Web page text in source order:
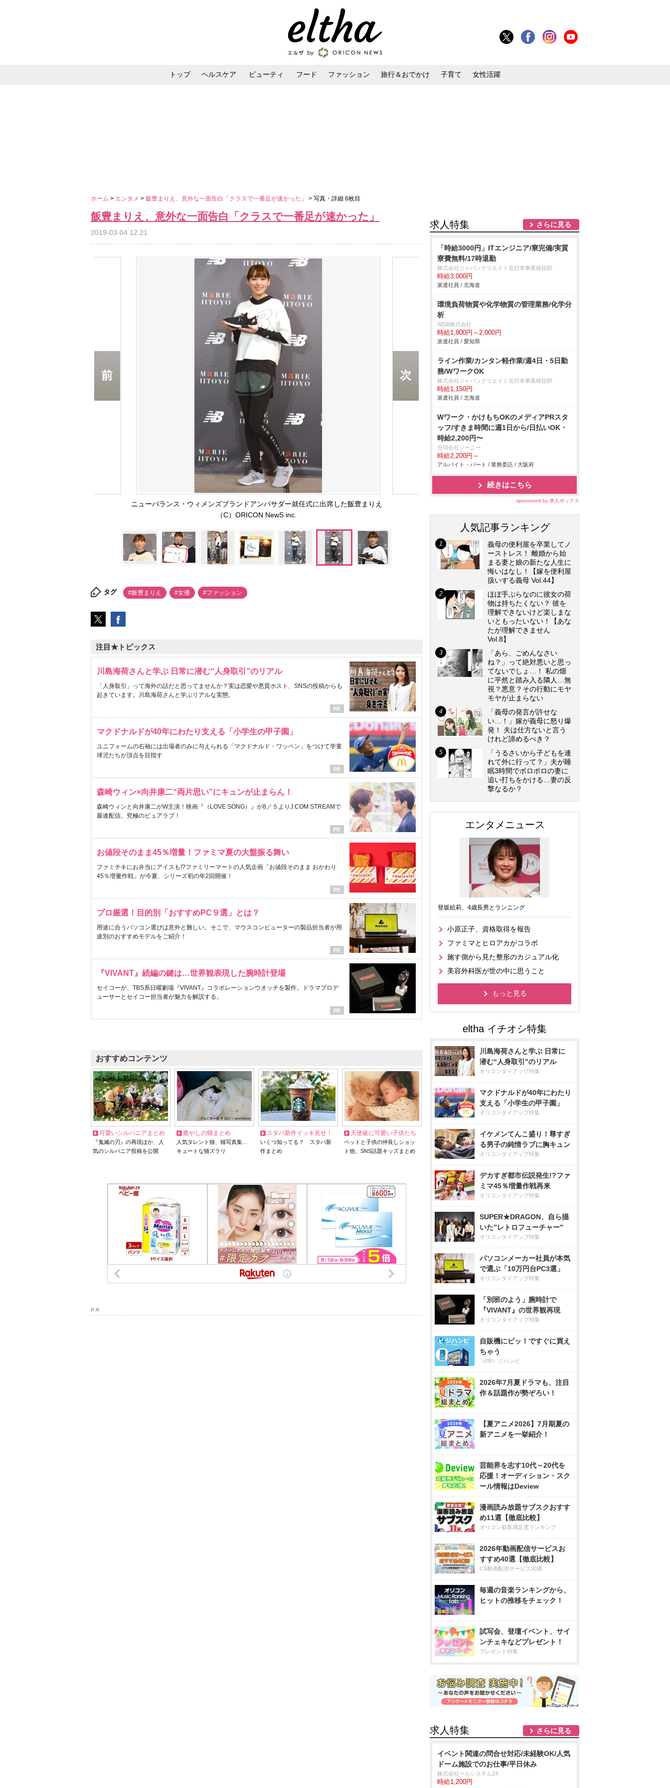
トップ ヘルスケア ビューティ フード ファッション 旅行＆おでかけ 子育て 女性活躍
ホーム > エンタメ > 飯豊まりえ、意外な一面告白「クラスで一番足が速かった」 > 写真・詳細 6枚目
飯豊まりえ、意外な一面告白「クラスで一番足が速かった」
2019-03-04 12:21
ニューバランス・ウィメンズブランドアンバサダー就任式に出席した飯豊まりえ
（C）ORICON NewS inc.
タグ #飯豊まりえ #女優 #ファッション
注目★トピックス
川島海荷さんと学ぶ 日常に潜む“人身取引”のリアル
「人身取引」って海外の話だと思ってませんか？実は恋愛や悪質ホスト、SNSの投稿からも
起きています。川島海荷さんと学ぶリアルな実態。
マクドナルドが40年にわたり支える「小学生の甲子園」
ユニフォームの右袖には出場者のみに与えられる「マクドナルド・ワッペン」をつけて学童
球児たちが頂点を目指す
森崎ウィン×向井康二“両片思い”にキュンが止まらん！
森崎ウィンと向井康二がW主演！映画『（LOVE SONG）』が8／５よりJ:COM STREAMで
最速配信。究極のピュアラブ！
お値段そのまま45％増量！ファミマ夏の大盤振る舞い
ファミチキにお弁当にアイスも!?ファミリーマートの人気企画「お値段そのまま おかわり
45％増量作戦」が今夏、シリーズ初の年2回開催！
プロ厳選！目的別「おすすめPC９選」とは？
用途に合うパソコン選びは意外と難しい。そこで、マウスコンピューターの製品担当者が用
途別のおすすめモデルをご紹介！
『VIVANT』続編の鍵は…世界観表現した腕時計登場
セイコーが、TBS系日曜劇場『VIVANT』コラボレーションウオッチを製作。ドラマプロデ
ューサーとセイコー担当者が魅力を解説する。
おすすめコンテンツ
可愛いシルバニアまとめ
『鬼滅の刃』の再現ほか、人
気のシルバニア投稿を公開
癒やしの猫まとめ
人気タレント猫、猫写真集…
キュートな猫ズラリ
スタバ新作イッキ見せ！
いくつ知ってる？ スタバ新
作まとめ
天使級に可愛い子供たち
ペットと子供の仲良しショッ
ト他、SNS話題キッズまとめ
P R
求人特集 さらに見る
「時給3000円」ITエンジニア/寮完備/実質
寮費無料/17時退勤
株式会社ジャパンクリエイト北日本事業統括部
時給3,000円
派遣社員 / 北海道
環境負荷物質や化学物質の管理業務/化学分
析
WDB株式会社
時給1,800円～2,000円
派遣社員 / 愛知県
ライン作業/カンタン軽作業/週4日・5日勤
務/WワークOK
株式会社ジャパンクリエイト北日本事業統括部
時給1,150円
派遣社員 / 北海道
Wワーク・かけもちOKのメディアPRスタ
ッフ/すきま時間に週1日から/日払いOK・
時給2,200円〜
合同会社ジーニー
時給2,200円～
アルバイト・パート / 業務委託 / 大阪府
続きはこちら
sponsored by 求人ボックス
人気記事ランキング
義母の便利屋を卒業してノ
ーストレス！ 離婚から始
まる妻と娘の新たな人生に
悔いはなし！【嫁を便利屋
扱いする義母 Vol.44】
ほぼ手ぶらなのに彼女の荷
物は持ちたくない？ 彼を
理解できないけど楽しまな
いともったいない！【あな
たが理解できません
Vol.8】
「あら、ごめんなさい
ね？」って絶対悪いと思っ
てないでしょ…！ 私の畑
に平然と踏み入る隣人…無
視？悪意？その行動にモヤ
モヤが止まらない
「義母の発言が許せな
い…！」嫁が義母に怒り爆
発！ 夫は仕方ないと言う
けれど諦めるべき？
「うるさいから子どもを連
れて外に行って？」夫が睡
眠3時間でボロボロの妻に
追い打ちをかける…妻の反
撃なるか？
エンタメニュース
登坂絵莉、4歳長男とランニング
小原正子、資格取得を報告
ファミマとヒロアカがコラボ
施す側から見た整形のカジュアル化
美容外科医が世の中に思うこと
もっと見る
川島海荷さんと学ぶ 日常に
潜む“人身取引”のリアル
オリコンタイアップ特集
マクドナルドが40年にわたり
支える「小学生の甲子園」
オリコンタイアップ特集
イケメンてんこ盛り！尊すぎ
る男子の純情ラブに胸キュン
オリコンタイアップ特集
デカすぎ都市伝説発生!?ファ
ミマ45％増量作戦再来
オリコンタイアップ特集
SUPER★DRAGON、自ら描
いた”レトロフューチャー”
オリコンタイアップ特集
パソコンメーカー社員が本気
で選ぶ「10万円台PC3選」
オリコンタイアップ特集
「別班のよう」腕時計で
『VIVANT』の世界観再現
オリコンタイアップ特集
自販機にピッ！ですぐに買え
ちゃう
（PR）ジハンピ
2026年7月夏ドラマも、注目
作＆話題作が勢ぞろい！
【夏アニメ2026】7月期夏の
新アニメを一挙紹介！
芸能界を志す10代～20代を
応援！オーディション・スク
ール情報はDeview
漫画読み放題サブスクおすす
め11選【徹底比較】
オリコン顧客満足度ランキング
2026年動画配信サービスお
すすめ40選【徹底比較】
CS動画配信サービス20選
毎週の音楽ランキングから、
ヒットの推移をチェック！
試写会、登壇イベント、サイ
ンチェキなどプレゼント！
プレゼント特集
求人特集 さらに見る
イベント関連の問合せ対応/未経験OK/人気
ドーム施設でのお仕事/平日休み
株式会社ベルシステム24
時給1,200円